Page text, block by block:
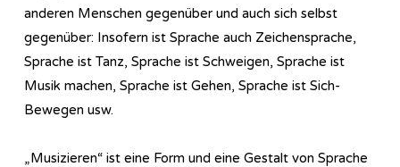
anderen Menschen gegenüber und auch sich selbst
gegenüber: Insofern ist Sprache auch Zeichensprache,
Sprache ist Tanz, Sprache ist Schweigen, Sprache ist
Musik machen, Sprache ist Gehen, Sprache ist Sich-
Bewegen usw.
„Musizieren“ ist eine Form und eine Gestalt von Sprache